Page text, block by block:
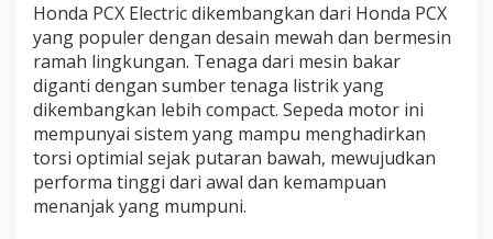
Honda PCX Electric dikembangkan dari Honda PCX
yang populer dengan desain mewah dan bermesin
ramah lingkungan. Tenaga dari mesin bakar
diganti dengan sumber tenaga listrik yang
dikembangkan lebih compact. Sepeda motor ini
mempunyai sistem yang mampu menghadirkan
torsi optimial sejak putaran bawah, mewujudkan
performa tinggi dari awal dan kemampuan
menanjak yang mumpuni.